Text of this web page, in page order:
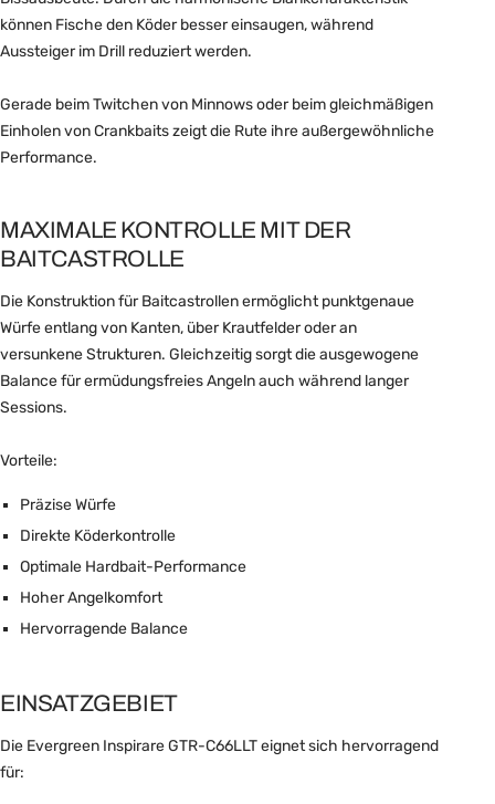
können Fische den Köder besser einsaugen, während
Aussteiger im Drill reduziert werden.
Gerade beim Twitchen von Minnows oder beim gleichmäßigen
Einholen von Crankbaits zeigt die Rute ihre außergewöhnliche
Performance.
MAXIMALE KONTROLLE MIT DER
BAITCASTROLLE
Die Konstruktion für Baitcastrollen ermöglicht punktgenaue
Würfe entlang von Kanten, über Krautfelder oder an
versunkene Strukturen. Gleichzeitig sorgt die ausgewogene
Balance für ermüdungsfreies Angeln auch während langer
Sessions.
Vorteile:
Präzise Würfe
Direkte Köderkontrolle
Optimale Hardbait-Performance
Hoher Angelkomfort
Hervorragende Balance
EINSATZGEBIET
Die Evergreen Inspirare GTR-C66LLT eignet sich hervorragend
für: